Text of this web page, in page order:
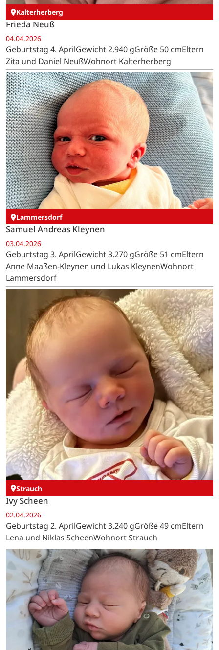
Kalterherberg
Frieda Neuß
04.04.2026
Geburtstag 4. AprilGewicht 2.940 gGröße 50 cmEltern
Zita und Daniel NeußWohnort Kalterherberg
Lammersdorf
Samuel Andreas Kleynen
03.04.2026
Geburtstag 3. AprilGewicht 3.270 gGröße 51 cmEltern
Anne Maaßen-Kleynen und Lukas KleynenWohnort
Lammersdorf
Strauch
Ivy Scheen
02.04.2026
Geburtstag 2. AprilGewicht 3.240 gGröße 49 cmEltern
Lena und Niklas ScheenWohnort Strauch